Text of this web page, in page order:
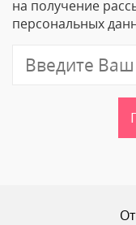
на получение
персональных